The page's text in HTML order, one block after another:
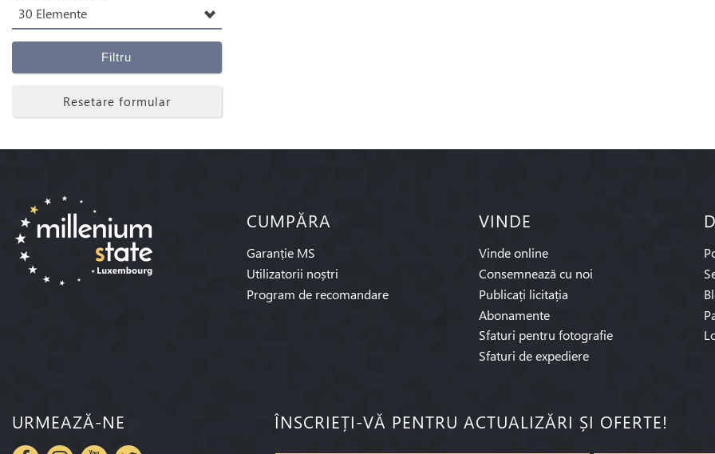
30 Elemente
Filtru
Resetare formular
CUMPĂRA
Garanție MS
Utilizatorii noștri
Program de recomandare
VINDE
Vinde online
Consemnează cu noi
Publicați licitația
Abonamente
Sfaturi pentru fotografie
Sfaturi de expediere
URMEAZĂ-NE ÎNSCRIEȚI-VĂ PENTRU ACTUALIZĂRI ȘI OFERTE!